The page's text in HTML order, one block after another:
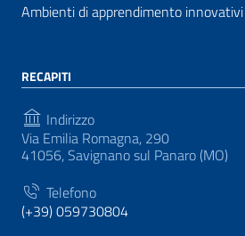
Ambienti di apprendimento innovativi
RECAPITI
Indirizzo
Via Emilia Romagna, 290
41056, Savignano sul Panaro (MO)
Telefono
(+39) 059730804